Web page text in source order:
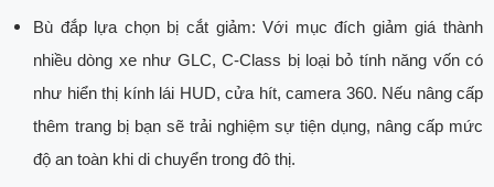
Bù đắp lựa chọn bị cắt giảm: Với mục đích giảm giá thành
nhiều dòng xe như GLC, C-Class bị loại bỏ tính năng vốn có
như hiển thị kính lái HUD, cửa hít, camera 360. Nếu nâng cấp
thêm trang bị bạn sẽ trải nghiệm sự tiện dụng, nâng cấp mức
độ an toàn khi di chuyển trong đô thị.